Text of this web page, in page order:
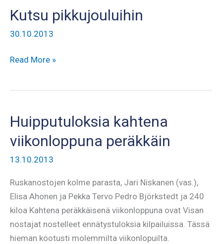
Kutsu pikkujouluihin
30.10.2013
Kutsu
Read More »
Huipputuloksia kahtena
viikonloppuna peräkkäin
13.10.2013
Ruskanostojen kolme parasta, Jari Niskanen (vas.),
Elisa Ahonen ja Pekka Tervo Pedro Björkstedt ja 240
kiloa Kahtena peräkkäisenä viikonloppuna ovat Visan
nostajat nostelleet ennätystuloksia kilpailuissa. Tässä
hieman kootusti molemmilta viikonlopuilta.